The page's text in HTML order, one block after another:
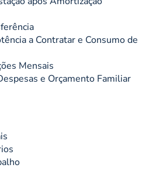
a Contratar e Consumo de
Mensais
e Orçamento Familiar